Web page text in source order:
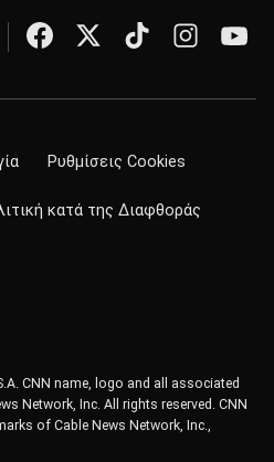
Ρυθμίσεις Cookies
κατά της Διαφθοράς
CNN name, logo and all associated
Network, Inc. All rights reserved. CNN
of Cable News Network, Inc.,